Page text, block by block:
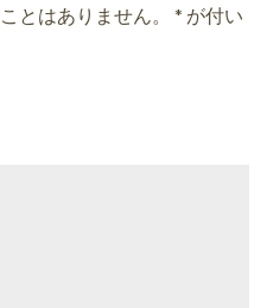
とはありません。 * が付い